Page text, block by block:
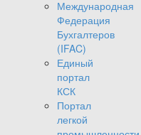
Международная
Федерация
Бухгалтеров
(IFAC)
Единый
портал
КСК
Портал
легкой